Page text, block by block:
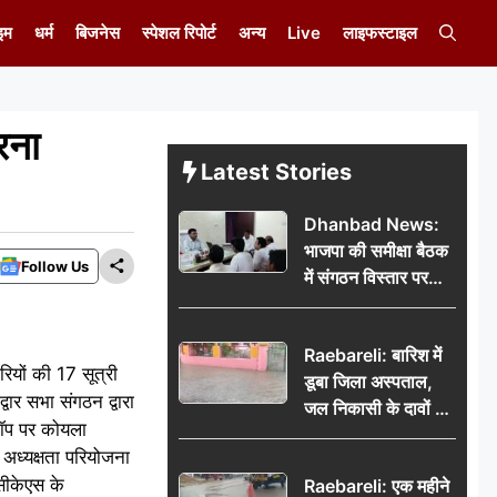
धर्म बिजनेस स्पेशल रिपोर्ट अन्य Live लाइफस्टाइल
Follow Us
की 17 सूत्री
सभा संगठन द्वारा
पर कोयला
परियोजना
के
Latest Stories
Dhanbad News:
भाजपा की समीक्षा बैठक
में संगठन विस्तार पर
मंथन, बीडीओ से
जनसमस्याओं का विवरण
Raebareli: बारिश में
डूबा जिला अस्पताल,
जल निकासी के दावों की
खुली पोल
Raebareli: एक महीने